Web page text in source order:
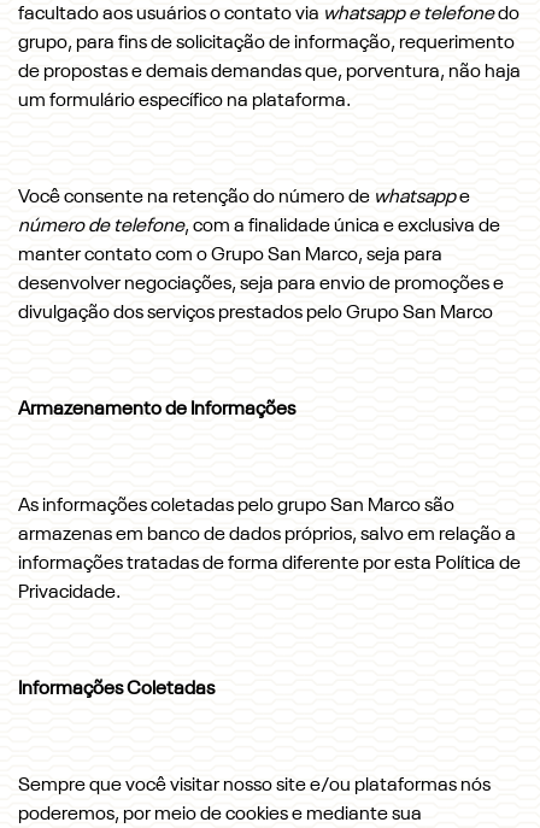
facultado aos usuários o contato via whatsapp e telefonedo
grupo, para fins de solicitação de informação, requerimento
de propostas e demais demandas que, porventura, não haja
um formulário específico na plataforma.
Você consente na retenção do número de whatsappe
número de telefone, com a finalidade única e exclusiva de
manter contato com o Grupo San Marco, seja para
desenvolver negociações, seja para envio de promoções e
divulgação dos serviços prestados pelo Grupo San Marco
Armazenamento de Informações
As informações coletadas pelo grupo San Marco são
armazenas em banco de dados próprios, salvo em relação a
informações tratadas de forma diferente por esta Política de
Privacidade.
Informações Coletadas
Sempre que você visitar nosso site e/ou plataformas nós
poderemos, por meio de cookies e mediante sua